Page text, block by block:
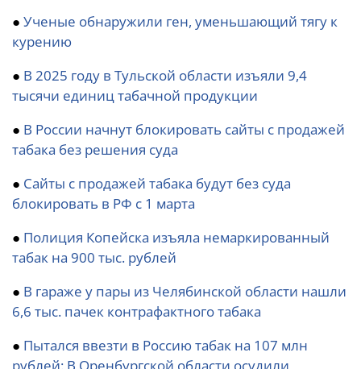
● Ученые обнаружили ген, уменьшающий тягу к
курению
● В 2025 году в Тульской области изъяли 9,4
тысячи единиц табачной продукции
● В России начнут блокировать сайты с продажей
табака без решения суда
● Сайты с продажей табака будут без суда
блокировать в РФ с 1 марта
● Полиция Копейска изъяла немаркированный
табак на 900 тыс. рублей
● В гараже у пары из Челябинской области нашли
6,6 тыс. пачек контрафактного табака
● Пытался ввезти в Россию табак на 107 млн